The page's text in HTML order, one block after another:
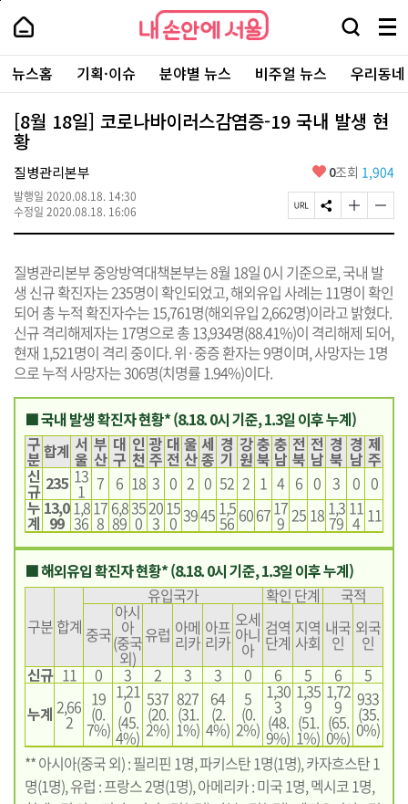
본
로
가
내
손
안
에
서
울
-
서
울
시
대
표
소
통
포
내
손
에
울
검
창
열
기
메
뉴
전
체
보
기
주
요
서
뉴스홈 기획·이슈 분야별 뉴스 비주얼 뉴스 우리동
[8월 18일] 코로나바이러스감염증-19 국내 발생 현
황
질병관리본부
발행일 2020.08.18. 14:30
수정일 2020.08.18. 16:06
좋
요
0조회 1,904
페
이
R
L
복
사
S
N
유
하
기
글
자
크
게
변
경
하
기
글
자
작
게
변
경
하
기
질병관리본부 중앙방역대책본부는 8월 18일 0시 기준으로, 국내 발
생 신규 확진자는 235명이 확인되었고, 해외유입 사례는 11명이 확인
되어 총 누적 확진자수는 15,761명(해외유입 2,662명)이라고 밝혔다.
신규 격리해제자는 17명으로 총 13,934명(88.41%)이 격리해제 되어,
현재 1,521명이 격리 중이다. 위·중증 환자는 9명이며, 사망자는 1명
으로 누적 사망자는 306명(치명률 1.94%)이다.
■ 국내 발생 확진자 현황* (8.18. 0시 기준, 1.3일 이후 누계)
구
분합계 서
울
부
산
대
구
인
천
광
주
대
전
울
산
세
종
경
기
강
원
충
북
충
남
전
북
전
남
경
북
경
남
제
주
신
규 235 13
1 7 6 18 3 0 2 0 52 2 1 4 6 0 3 0 0
누
계
13,0
99
1,8
36
17
8
6,8
89
35
0
20
3
15
0 39451,5
56 606717
9 25 181,3
79
11
4 11
■ 해외유입 확진자 현황* (8.18. 0시 기준, 1.3일 이후 누계)
구분 합계
유입국가 확인 단계
국적
중국
아시
아
(중국
외)
유럽 아메
리카
아프
리카
오세
아니
아
검역
단계
지역
사회
내국
인
외국
인
신규 11 0 3 2 3 3 0 6 5 6
5
누계 2,66
2
19
(0.
7%)
1,21
0
(45.
4%)
537
(20.
2%)
827
(31.
1%)
64
(2.
4%)
5
(0.
2%)
1,30
3
(48.
9%)
1,35
9
(51.
1%)
1,72
9
(65.
0%)
933
(35.
0%)
** 아시아(중국 외) : 필리핀 1명, 파키스탄 1명(1명), 카자흐스탄 1
명(1명), 유럽 : 프랑스 2명(1명), 아메리카 : 미국 1명, 멕시코 1명,
페
상
단
로